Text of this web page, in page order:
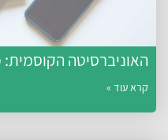
האוניברסיטה
קרא עוד »